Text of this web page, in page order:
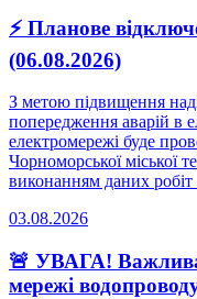
⚡ Планове
(06.08.2026)
З метою підвищення
попередження аварій в
електромережі буде
Чорноморської міської
виконанням даних робіт
03.08.2026
🚨 УВАГА!
мережі